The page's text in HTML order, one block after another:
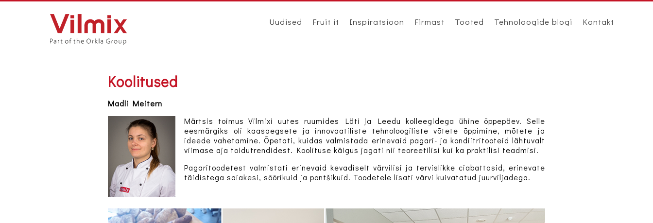
Uudised Fruit it Inspiratsioon Firmast Tooted Tehnoloogide blogi Kontakt
Koolitused
Madli Meitern
Märtsis toimus Vilmixi uutes ruumides Läti ja Leedu kolleegidega ühine õppepäev. Selle
eesmärgiks oli kaasaegsete ja innovaatiliste tehnoloogiliste võtete õppimine, mõtete ja
ideede vahetamine. Õpetati, kuidas valmistada erinevaid pagari- ja kondiitritooteid lähtuvalt
viimase aja toidutrendidest. Koolituse käigus jagati nii teoreetilisi kui ka praktilisi teadmisi.
Pagaritoodetest valmistati erinevaid kevadiselt värvilisi ja tervislikke ciabattasid, erinevate
täidistega saiakesi, sõõrikuid ja pontšikuid. Toodetele lisati värvi kuivatatud juurviljadega.